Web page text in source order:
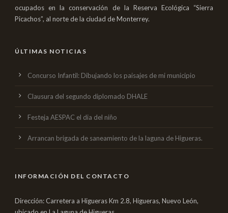
ocupados en la conservación de la Reserva Ecológica “Sierra
Picachos”, al norte de la ciudad de Monterrey.
ÚLTIMAS NOTICIAS
Concurso Infantil: Dibujando los paisajes de mi municipio
Clausura del segundo diplomado DHALE
Festeja AESPAC el dia del niño
Arrancan brigada de saneamiento de la laguna de Higueras.
INFORMACIÓN DEL CONTACTO
Dirección: Carretera a Higueras Km 2.8, Higueras, Nuevo León,